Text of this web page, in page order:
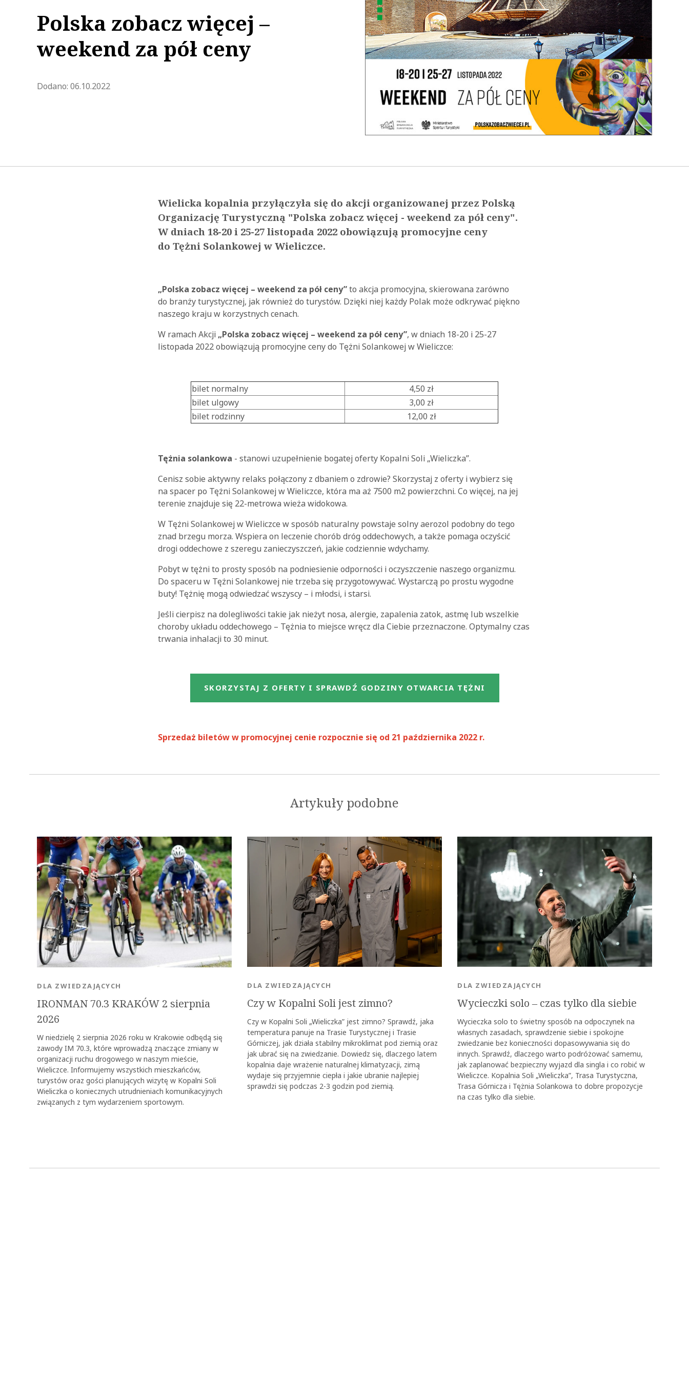
Polska zobacz więcej –
weekend za pół ceny
Dodano: 06.10.2022Zaktualizowano 2022-10-06 13:20:50
Wielicka kopalnia przyłączyła się do akcji organizowanej przez Polską
Organizację Turystyczną "Polska zobacz więcej - weekend za pół ceny".
W dniach 18-20 i 25-27 listopada 2022 obowiązują promocyjne ceny
do Tężni Solankowej w Wieliczce.
„Polska zobacz więcej – weekend za pół ceny”to akcja promocyjna, skierowana zarówno
do branży turystycznej, jak również do turystów. Dzięki niej każdy Polak może odkrywać piękno
naszego kraju w korzystnych cenach.
W ramach Akcji„Polska zobacz więcej – weekend za pół ceny”, w dniach 18-20 i 25-27
listopada 2022 obowiązują promocyjne ceny do Tężni Solankowej w Wieliczce:
bilet normalny
4,50 zł
bilet ulgowy
3,00 zł
bilet rodzinny
12,00 zł
Tężnia solankowa - stanowi uzupełnienie bogatej oferty Kopalni Soli „Wieliczka”.
Cenisz sobie aktywny relaks połączony z dbaniem o zdrowie? Skorzystaj z oferty i wybierz się
na spacer po Tężni Solankowej w Wieliczce, która ma aż 7500 m2 powierzchni. Co więcej, na jej
terenie znajduje się 22-metrowa wieża widokowa.
W Tężni Solankowej w Wieliczce w sposób naturalny powstaje solny aerozol podobny do tego
znad brzegu morza. Wspiera on leczenie chorób dróg oddechowych, a także pomaga oczyścić
drogi oddechowe z szeregu zanieczyszczeń, jakie codziennie wdychamy.
Pobyt w tężni to prosty sposób na podniesienie odporności i oczyszczenie naszego organizmu.
Do spaceru w Tężni Solankowej nie trzeba się przygotowywać. Wystarczą po prostu wygodne
buty! Tężnię mogą odwiedzać wszyscy – i młodsi, i starsi.
Jeśli cierpisz na dolegliwości takie jak nieżyt nosa, alergie, zapalenia zatok, astmę lub wszelkie
choroby układu oddechowego – Tężnia to miejsce wręcz dla Ciebie przeznaczone. Optymalny czas
trwania inhalacji to 30 minut.
SKORZYSTAJ Z OFERTY I SPRAWDŹ GODZINY OTWARCIA TĘŻNI
Sprzedaż biletów w promocyjnej cenie rozpocznie się od 21 października 2022 r.
Artykuły podobne
IRONMAN 70.3 KRAKÓW 2 sierpnia
2026
DLA ZWIEDZAJĄCYCH
W niedzielę 2 sierpnia 2026 roku w Krakowie odbędą się
zawody IM 70.3, które wprowadzą znaczące zmiany w
organizacji ruchu drogowego w naszym mieście,
Wieliczce. Informujemy wszystkich mieszkańców,
turystów oraz gości planujących wizytę w Kopalni Soli
Wieliczka o koniecznych utrudnieniach komunikacyjnych
związanych z tym wydarzeniem sportowym.
Czy w Kopalni Soli jest zimno?
DLA ZWIEDZAJĄCYCH
Czy w Kopalni Soli „Wieliczka” jest zimno? Sprawdź, jaka
temperatura panuje na Trasie Turystycznej i Trasie
Górniczej, jak działa stabilny mikroklimat pod ziemią oraz
jak ubrać się na zwiedzanie. Dowiedz się, dlaczego latem
kopalnia daje wrażenie naturalnej klimatyzacji, zimą
wydaje się przyjemnie ciepła i jakie ubranie najlepiej
sprawdzi się podczas 2-3 godzin pod ziemią.
Wycieczki solo ‒ czas tylko dla siebie
DLA ZWIEDZAJĄCYCH
Wycieczka solo to świetny sposób na odpoczynek na
własnych zasadach, sprawdzenie siebie i spokojne
zwiedzanie bez konieczności dopasowywania się do
innych. Sprawdź, dlaczego warto podróżować samemu,
jak zaplanować bezpieczny wyjazd dla singla i co robić w
Wieliczce. Kopalnia Soli „Wieliczka”, Trasa Turystyczna,
Trasa Górnicza i Tężnia Solankowa to dobre propozycje
na czas tylko dla siebie.